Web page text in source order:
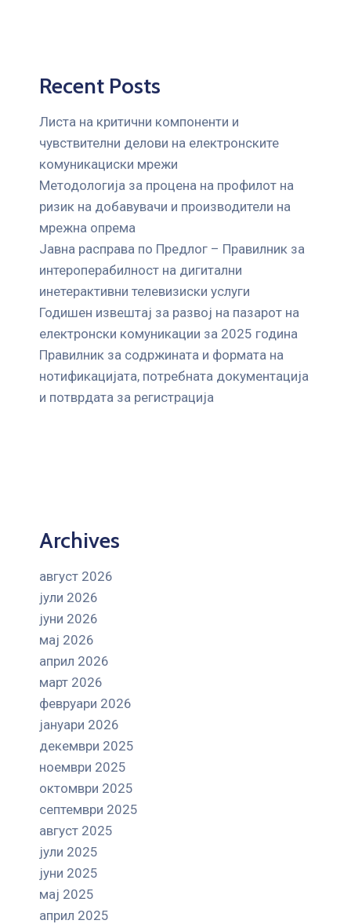
Recent Posts
Листа на критични компоненти и
чувствителни делови на електронските
комуникациски мрежи
Mетодологија за процена на профилот на
ризик на добавувачи и производители на
мрежна опрема
Јавна расправа по Предлог – Правилник за
интероперабилност на дигитални
инетерактивни телевизиски услуги
Годишен извештај за развој на пазарот на
електронски комуникации за 2025 година
Правилник за содржината и формата на
нотификацијата, потребната документација
и потврдата за регистрација
Archives
август 2026
јули 2026
јуни 2026
мај 2026
април 2026
март 2026
февруари 2026
јануари 2026
декември 2025
ноември 2025
октомври 2025
септември 2025
август 2025
јули 2025
јуни 2025
мај 2025
април 2025